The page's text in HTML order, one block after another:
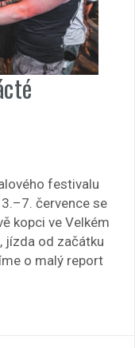
festivalu
července se
kopci ve Velkém
jízda od začátku
o malý report